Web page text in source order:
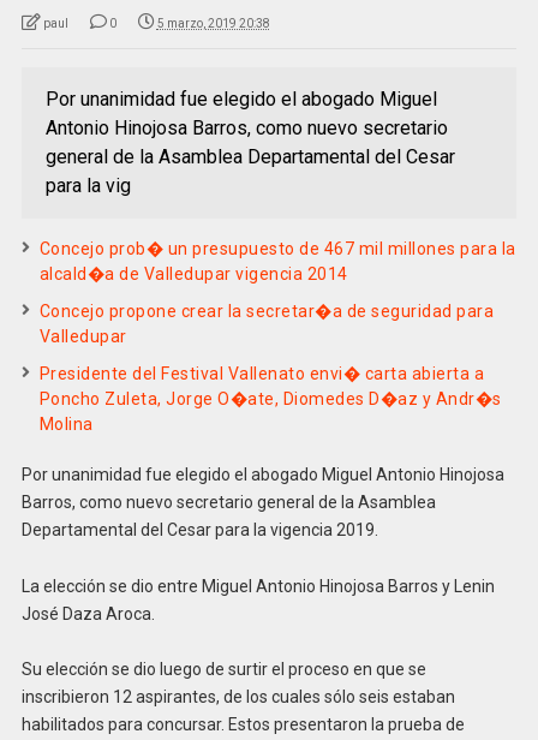
paul 0 5 marzo, 2019 20:38
Por unanimidad fue elegido el abogado Miguel
Antonio Hinojosa Barros, como nuevo secretario
general de la Asamblea Departamental del Cesar
para la vig
Concejo prob� un presupuesto de 467 mil millones para la
alcald�a de Valledupar vigencia 2014
Concejo propone crear la secretar�a de seguridad para
Valledupar
Presidente del Festival Vallenato envi� carta abierta a
Poncho Zuleta, Jorge O�ate, Diomedes D�az y Andr�s
Molina
Por unanimidad fue elegido el abogado Miguel Antonio Hinojosa
Barros, como nuevo secretario general de la Asamblea
Departamental del Cesar para la vigencia 2019.
La elección se dio entre Miguel Antonio Hinojosa Barros y Lenin
José Daza Aroca.
Su elección se dio luego de surtir el proceso en que se
inscribieron 12 aspirantes, de los cuales sólo seis estaban
habilitados para concursar. Estos presentaron la prueba de